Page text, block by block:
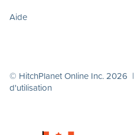
Aide
© HitchPlanet Online Inc. 2026 |
d'utilisation